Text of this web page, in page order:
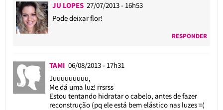
JU LOPES 27/07/2013 - 16h53
Pode deixar flor!
RESPONDER
TAMI 06/08/2013 - 17h31
Juuuuuuuuu,
Me dá uma luz! rrsrss
Estou tentando hidratar o cabelo, antes de fazer
reconstrução (pq ele está bem elástico nas luzes =(